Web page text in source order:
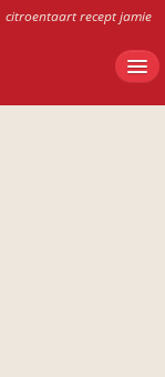
citroentaart recept jamie
broodbakmachine|